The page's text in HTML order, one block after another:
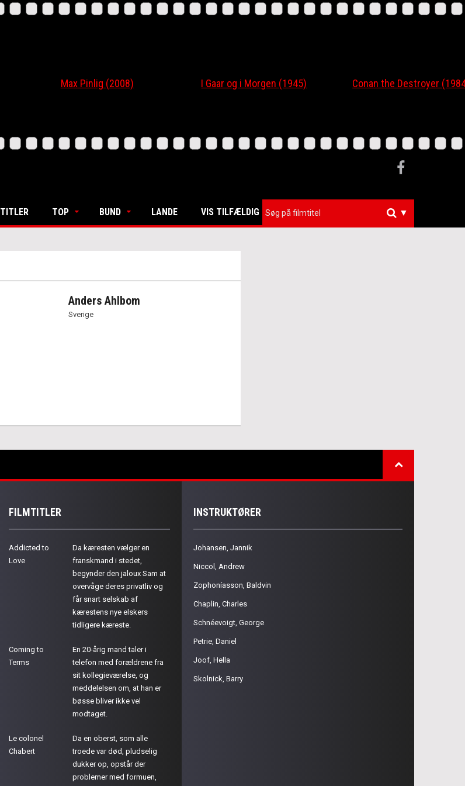
Max Pinlig (2008) I Gaar og i Morgen (1945) Conan the Destroyer (1984)
TITLER TOP BUND LANDE VIS TILFÆLDIG ▼
Anders Ahlbom
Sverige
FILMTITLER
Addicted to
Love
Da kæresten vælger en
franskmand i stedet,
begynder den jaloux Sam at
overvåge deres privatliv og
får snart selskab af
kærestens nye elskers
tidligere kæreste.
Coming to
Terms
En 20-årig mand taler i
telefon med forældrene fra
sit kollegieværelse, og
meddelelsen om, at han er
bøsse bliver ikke vel
modtaget.
Le colonel
Chabert
Da en oberst, som alle
troede var død, pludselig
dukker op, opstår der
problemer med formuen,
INSTRUKTØRER
Johansen, Jannik
Niccol, Andrew
Zophoníasson, Baldvin
Chaplin, Charles
Schnéevoigt, George
Petrie, Daniel
Joof, Hella
Skolnick, Barry